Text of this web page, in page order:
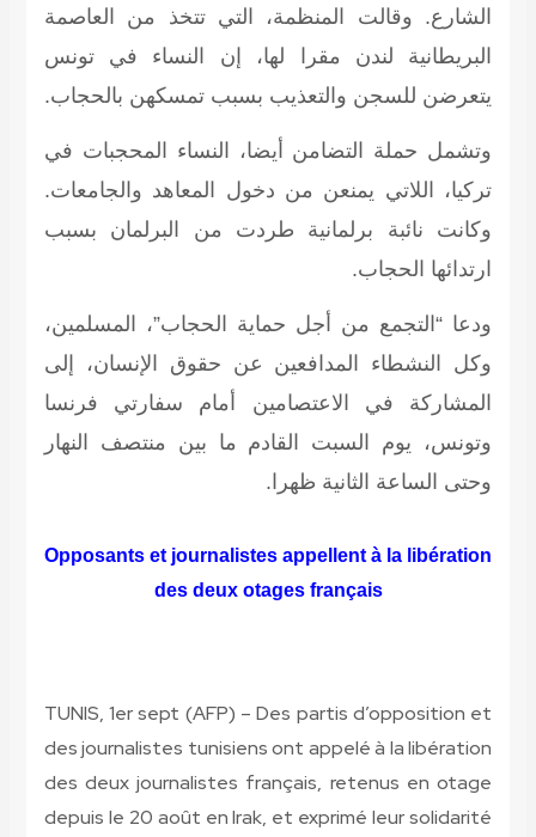
الشارع. وقالت المنظمة، التي تتخذ من العاصمة
البريطانية لندن مقرا لها، إن النساء في تونس
يتعرضن للسجن والتعذيب بسبب تمسكهن بالحجاب.
وتشمل حملة التضامن أيضا، النساء المحجبات في
تركيا، اللاتي يمنعن من دخول المعاهد والجامعات.
وكانت نائبة برلمانية طردت من البرلمان بسبب
ارتدائها الحجاب.
ودعا “التجمع من أجل حماية الحجاب”، المسلمين،
وكل النشطاء المدافعين عن حقوق الإنسان، إلى
المشاركة في الاعتصامين أمام سفارتي فرنسا
وتونس، يوم السبت القادم ما بين منتصف النهار
وحتى الساعة الثانية ظهرا.
Opposants et journalistes appellent à la libération
des deux otages français
TUNIS, 1er sept (AFP) – Des partis d’opposition et
des journalistes tunisiens ont appelé à la libération
des deux journalistes français, retenus en otage
depuis le 20 août en Irak, et exprimé leur solidarité